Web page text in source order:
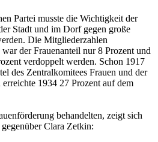
Partei musste die Wichtigkeit der
Stadt und im Dorf gegen große
Die Mitgliederzahlen
der Frauenanteil nur 8 Prozent und
verdoppelt werden. Schon 1917
des Zentralkomitees Frauen und der
1934 27 Prozent auf dem
behandelten, zeigt sich
Clara Zetkin: